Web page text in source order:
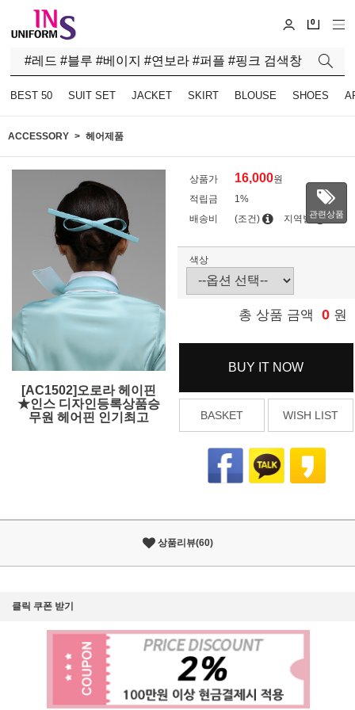
0
BEST 50 SUIT SET JACKET SKIRT BLOUSE SHOES
ACCESSORY 헤어제품
[AC1502]오로라 헤이핀
★인스 디자인등록상품승
무원 헤어핀 인기최고
상품가 16,000원
적립금
1%
배송비
(조건) 지역별관련상품
색상
총 상품 금액 0 원
BUY IT NOW
BASKET WISH LIST
상품리뷰(60)
클릭 쿠폰 받기